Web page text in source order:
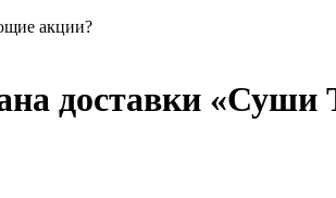
акции?
доставки «Суши